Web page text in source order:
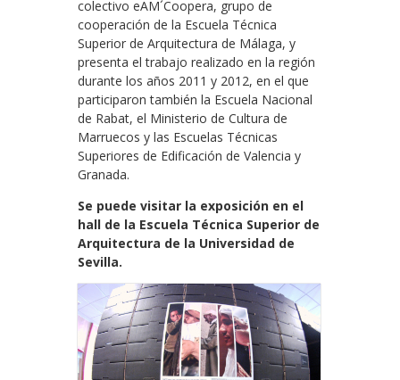
colectivo eAM´Coopera, grupo de
cooperación de la Escuela Técnica
Superior de Arquitectura de Málaga, y
presenta el trabajo realizado en la región
durante los años 2011 y 2012, en el que
participaron también la Escuela Nacional
de Rabat, el Ministerio de Cultura de
Marruecos y las Escuelas Técnicas
Superiores de Edificación de Valencia y
Granada.
Se puede visitar la exposición en el
hall de la Escuela Técnica Superior de
Arquitectura de la Universidad de
Sevilla.